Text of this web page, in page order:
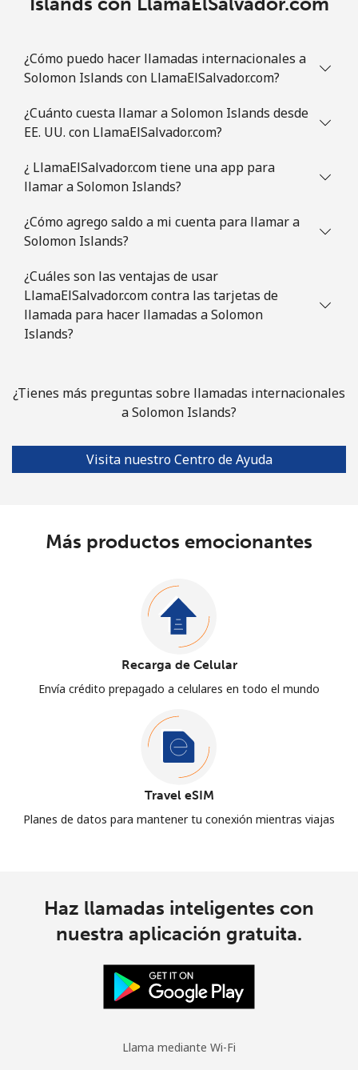
¿Cómo puedo hacer llamadas internacionales a
Solomon Islands con LlamaElSalvador.com?
¿Cuánto cuesta llamar a Solomon Islands desde
EE. UU. con LlamaElSalvador.com?
¿ LlamaElSalvador.com tiene una app para
llamar a Solomon Islands?
¿Cómo agrego saldo a mi cuenta para llamar a
Solomon Islands?
¿Cuáles son las ventajas de usar
LlamaElSalvador.com contra las tarjetas de
llamada para hacer llamadas a Solomon
Islands?
¿Tienes más preguntas sobre llamadas internacionales
a Solomon Islands?
Visita nuestro Centro de Ayuda
Más productos emocionantes
Recarga de Celular
Envía crédito prepagado a celulares en todo el mundo
Travel eSIM
Planes de datos para mantener tu conexión mientras viajas
Haz llamadas inteligentes con
nuestra aplicación gratuita.
Llama mediante Wi-Fi